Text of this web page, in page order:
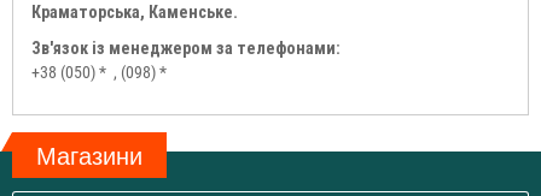
Краматорська, Каменське.
Зв'язок із менеджером за телефонами:
+38 (050) * , (098) *
Магазини